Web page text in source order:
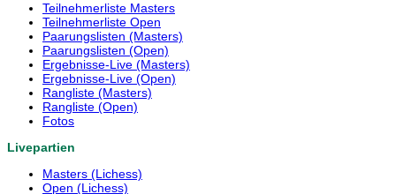
Teilnehmerliste Masters
Teilnehmerliste Open
Paarungslisten (Masters)
Paarungslisten (Open)
Ergebnisse-Live (Masters)
Ergebnisse-Live (Open)
Rangliste (Masters)
Rangliste (Open)
Fotos
Livepartien
Masters (Lichess)
Open (Lichess)